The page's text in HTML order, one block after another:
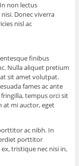
non lectus
Donec viverra
nisl ac
finibus
Nulla aliquet pretium
sit amet volutpat.
fames ac ante
tempus orci sit
at mi auctor, eget
ac nibh. In
porttitor
tristique nec nisi in,